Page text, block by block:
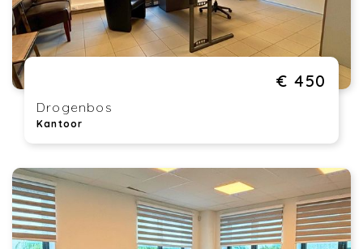
€ 450
Drogenbos
Kantoor